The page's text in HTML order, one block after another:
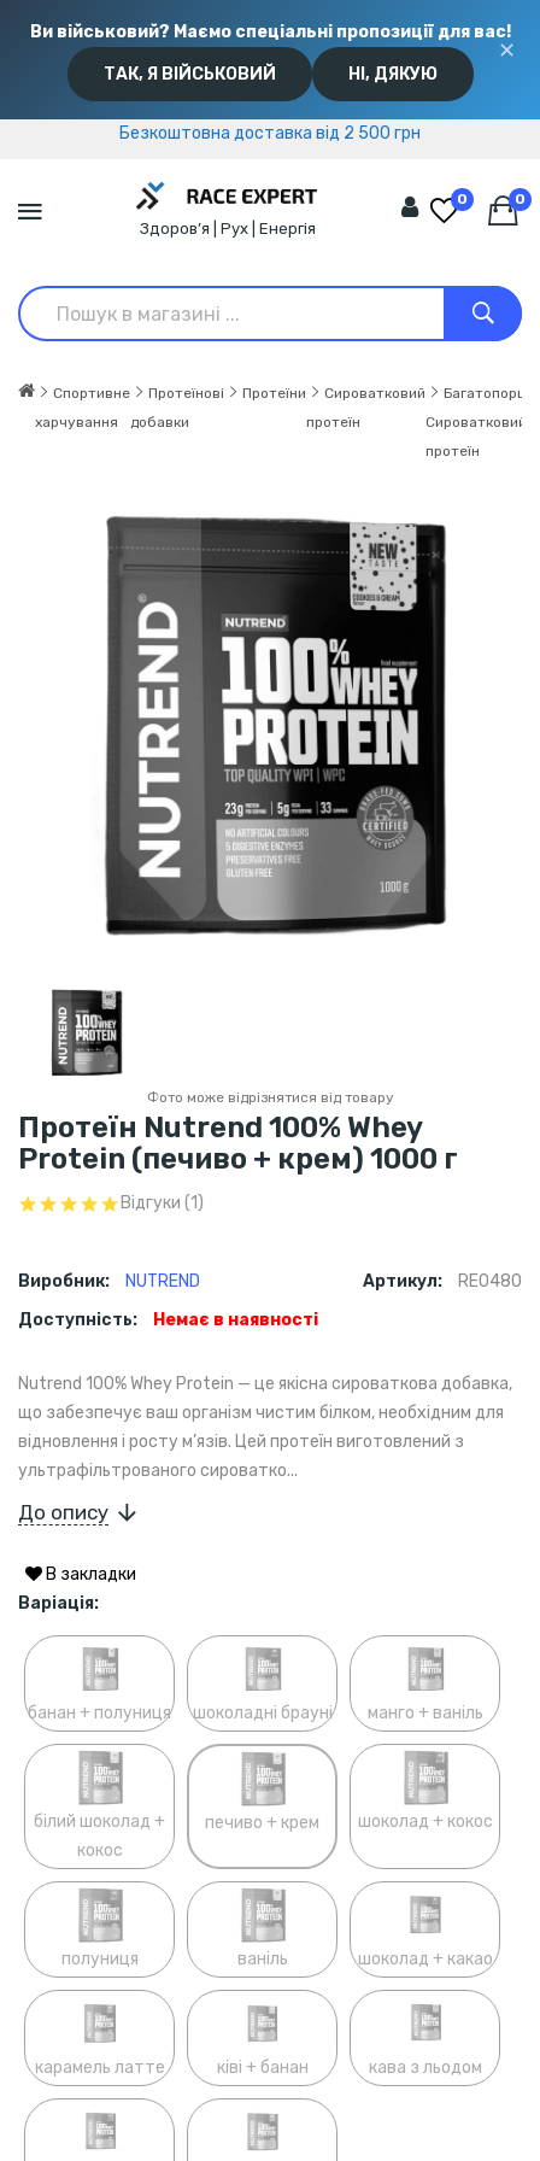
Ви військовий? Маємо спеціальні пропозиції для вас!
ТАК, Я ВІЙСЬКОВИЙ НІ, ДЯКУЮ
✕
Безкоштовна доставка від 2 500 грн
Безкоштовна доставка від 2 500 грн
Здоров’я | Рух | Енергія
0 0
Спортивне
харчування
Протеїнові
добавки
Протеїни
Сироватковий
протеїн
Сироватковий
протеїн
Фото може відрізнятися від товару
Протеїн Nutrend 100% Whey
Protein (печиво + крем) 1000 г
Відгуки (1)
Виробник: NUTREND Артикул:
RE0480
Доступність:
Немає в наявності
Nutrend 100% Whey Protein — це якісна сироваткова добавка,
що забезпечує ваш організм чистим білком, необхідним для
відновлення і росту м’язів. Цей протеїн виготовлений з
ультрафільтрованого сироватко...
До опису
В закладки
Варіація:
банан + полуниця шоколадні брауні манго + ваніль
білий шоколад +
кокос
печиво + крем шоколад + кокос
полуниця ваніль шоколад + какао
карамель латте ківі + банан кава з льодом